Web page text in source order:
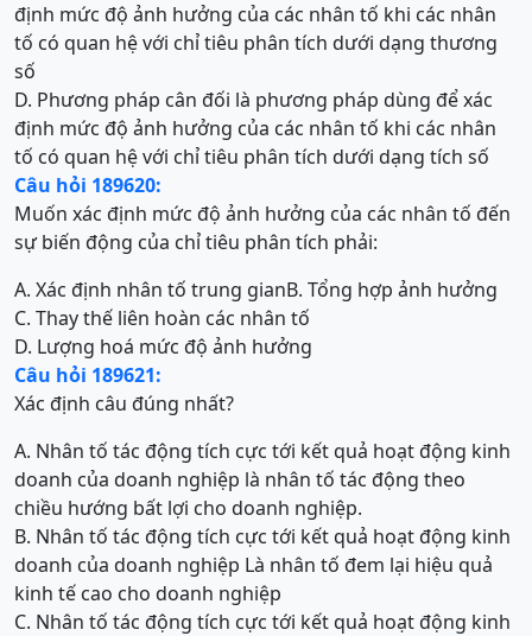
định mức độ ảnh hưởng của các nhân tố khi các nhân
tố có quan hệ với chỉ tiêu phân tích dưới dạng thương
số
D. Phương pháp cân đối là phương pháp dùng để xác
định mức độ ảnh hưởng của các nhân tố khi các nhân
tố có quan hệ với chỉ tiêu phân tích dưới dạng tích số
Câu hỏi 189620:
Muốn xác định mức độ ảnh hưởng của các nhân tố đến
sự biến động của chỉ tiêu phân tích phải:
A. Xác định nhân tố trung gianB. Tổng hợp ảnh hưởng
C. Thay thế liên hoàn các nhân tố
D. Lượng hoá mức độ ảnh hưởng
Câu hỏi 189621:
Xác định câu đúng nhất?
A. Nhân tố tác động tích cực tới kết quả hoạt động kinh
doanh của doanh nghiệp là nhân tố tác động theo
chiều hướng bất lợi cho doanh nghiệp.
B. Nhân tố tác động tích cực tới kết quả hoạt động kinh
doanh của doanh nghiệp Là nhân tố đem lại hiệu quả
kinh tế cao cho doanh nghiệp
C. Nhân tố tác động tích cực tới kết quả hoạt động kinh